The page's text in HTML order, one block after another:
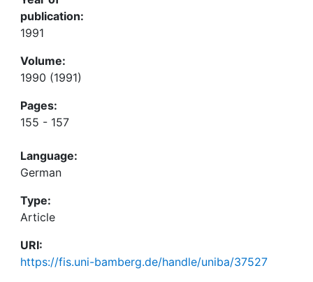
publication:
1991
Volume:
1990 (1991)
Pages:
155 - 157
Language:
German
Type:
Article
URI:
https://fis.uni-bamberg.de/handle/uniba/37527